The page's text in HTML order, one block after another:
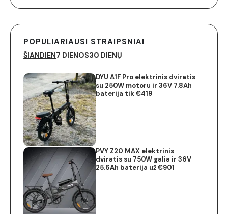
POPULIARIAUSI STRAIPSNIAI
ŠIANDIEN7 DIENOS30 DIENŲ
DYU A1F Pro elektrinis dviratis
su 250W motoru ir 36V 7.8Ah
baterija tik €419
PVY Z20 MAX elektrinis
dviratis su 750W galia ir 36V
25.6Ah baterija už €901